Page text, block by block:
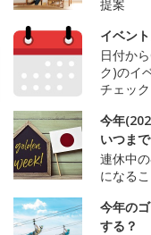
提案
イベン
日付か
ク)のイ
チェック
今年
いつまで
連休中
になる
今年の
する？